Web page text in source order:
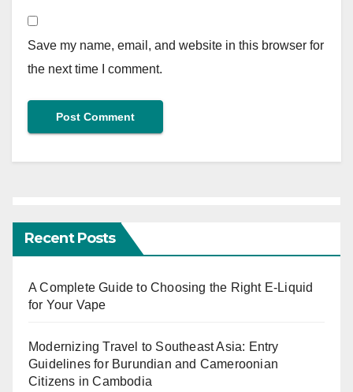
Save my name, email, and website in this browser for
the next time I comment.
Recent Posts
A Complete Guide to Choosing the Right E-Liquid
for Your Vape
Modernizing Travel to Southeast Asia: Entry
Guidelines for Burundian and Cameroonian
Citizens in Cambodia